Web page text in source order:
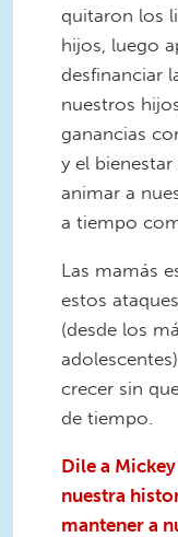
quitaron los
hijos, luego
desfinanciar
nuestros
ganancias
y el
animar a
a tiempo
Las mamás
estos
(desde los
crecer sin
de tiempo.
Dile a
nuestra
mantener a